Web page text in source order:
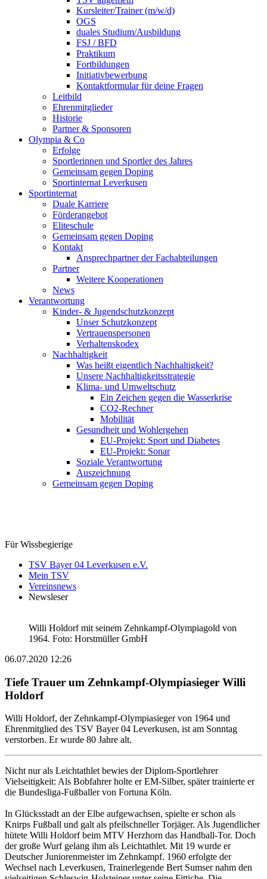
Kursleiter/Trainer (m/w/d)
OGS
duales Studium/Ausbildung
FSJ / BFD
Praktikum
Fortbildungen
Initiativbewerbung
Kontaktformular für deine Fragen
Leitbild
Ehrenmitglieder
Historie
Partner & Sponsoren
Olympia & Co
Erfolge
Sportlerinnen und Sportler des Jahres
Gemeinsam gegen Doping
Sportinternat Leverkusen
Sportinternat
Duale Karriere
Förderangebot
Eliteschule
Gemeinsam gegen Doping
Kontakt
Ansprechpartner der Fachabteilungen
Partner
Weitere Kooperationen
News
Verantwortung
Kinder- & Jugendschutzkonzept
Unser Schutzkonzept
Vertrauenspersonen
Verhaltenskodex
Nachhaltigkeit
Was heißt eigentlich Nachhaltigkeit?
Unsere Nachhaltigkeitsstrategie
Klima- und Umweltschutz
Ein Zeichen gegen die Wasserkrise
CO2-Rechner
Mobilität
Gesundheit und Wohlergehen
EU-Projekt: Sport und Diabetes
EU-Projekt: Sonar
Soziale Verantwortung
Auszeichnung
Gemeinsam gegen Doping
Für Wissbegierige
TSV Bayer 04 Leverkusen e.V.
Mein TSV
Vereinsnews
Newsleser
Willi Holdorf mit seinem Zehnkampf-Olympiagold von
1964. Foto: Horstmüller GmbH
06.07.2020 12:26
Tiefe Trauer um Zehnkampf-Olympiasieger Willi
Holdorf
Willi Holdorf, der Zehnkampf-Olympiasieger von 1964 und
Ehrenmitglied des TSV Bayer 04 Leverkusen, ist am Sonntag
verstorben. Er wurde 80 Jahre alt.
Nicht nur als Leichtathlet bewies der Diplom-Sportlehrer
Vielseitigkeit: Als Bobfahrer holte er EM-Silber, später trainierte er
die Bundesliga-Fußballer von Fortuna Köln.
In Glücksstadt an der Elbe aufgewachsen, spielte er schon als
Knirps Fußball und galt als pfeilschneller Torjäger. Als Jugendlicher
hütete Willi Holdorf beim MTV Herzhorn das Handball-Tor. Doch
der große Wurf gelang ihm als Leichtathlet. Mit 19 wurde er
Deutscher Juniorenmeister im Zehnkampf. 1960 erfolgte der
Wechsel nach Leverkusen, Trainerlegende Bert Sumser nahm den